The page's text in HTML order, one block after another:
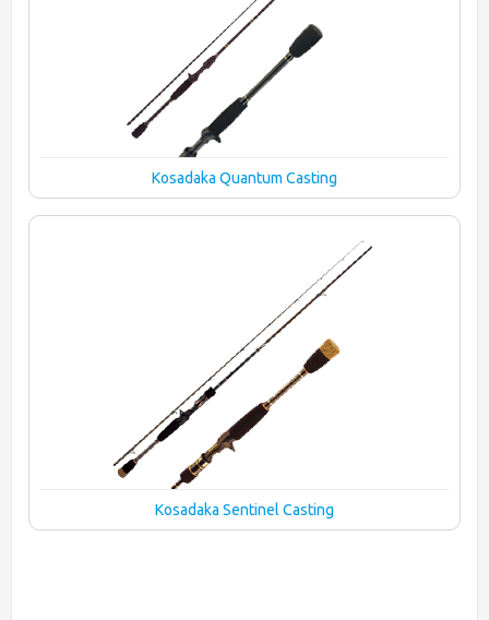
Kosadaka Quantum Casting
Kosadaka Sentinel Casting